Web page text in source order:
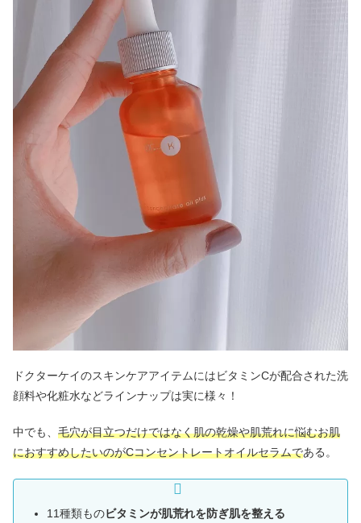
ドクターケイのスキンケアアイテムにはビタミンCが配合された洗
顔料や化粧水などラインナップは実に様々！
中でも、 毛穴が目立つだけではなく肌の乾燥や肌荒れに悩むお肌
におすすめしたいのがCコンセントレートオイルセラムである。
11種類ものビタミンが肌荒れを防ぎ肌を整える